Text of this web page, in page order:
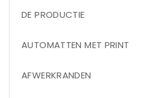
DE PRODUCTIE
AUTOMATTEN MET PRINT
AFWERKRANDEN